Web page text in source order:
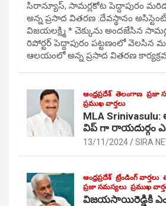
సిరాన్యూస్, సామర్లకోట పెద్దాపురం
అన్న ప్రసాద వితరణ :దేవస్థానం
విజయలక్ష్మి * చెక్కును అందజేసిన
రిపోర్టర్ పెద్దాపురం పట్టణంలో వెలసిన
ఆలయంలో అన్న ప్రసాద వితరణ
ఆంధ్రప్రదేశ్ తెలంగాణ ప్రజా
ప్రముఖ వార్తలు
MLA Srinivasulu:
విప్ గా రాయదుర్గం
13/11/2024 SIRA
ఆంధ్రప్రదేశ్ ట్రేండింగ్ వార్తలు
ప్రజా సమస్యలు ప్రముఖ
విజయసాయిరెడ్డికి